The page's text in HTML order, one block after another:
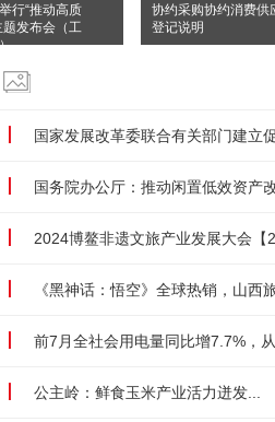
行“推动高质
题发布会（工
协约采购协约消费供
登记说明
国家发展改革委联合有关部门建立促进民间投资资金和要
国务院办公厅：推动闲置低效资产改造转型用于康体旅，
2024博鳌非遗文旅产业发展大会【2024/09/
《黑神话：悟空》全球热销，山西旅游热
前7月全社会用电量同比增7.7%，从用电量看中
公主岭：鲜食玉米产业活力迸发...